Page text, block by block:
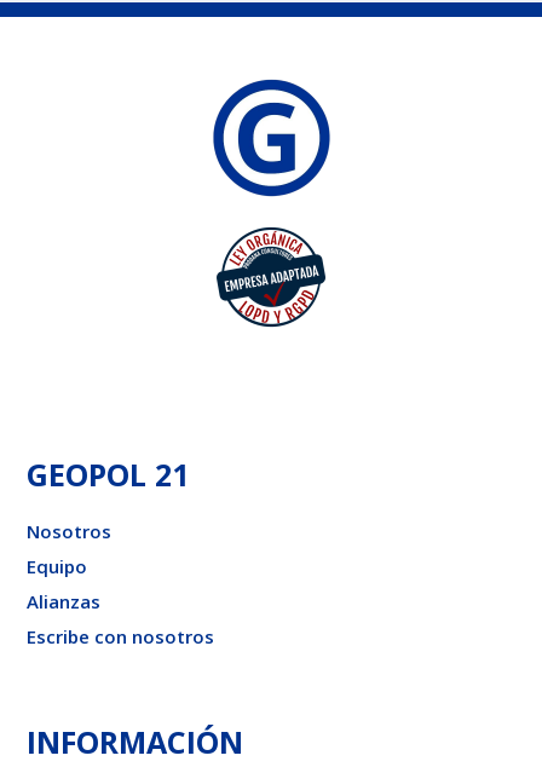
GEOPOL 21
Nosotros
Equipo
Alianzas
Escribe con nosotros
INFORMACIÓN